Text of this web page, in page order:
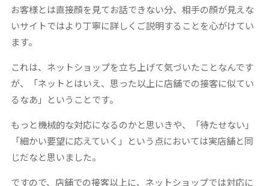
お客様とは直接顔を見てお話できない分、相手の顔が見えな
いサイトではより丁寧に詳しくご説明することを心がけてい
ます。
これは、ネットショップを立ち上げて気づいたことなんです
が、「ネットとはいえ、思った以上に店舗での接客に似てい
るなあ」ということです。
もっと機械的な対応になるのかと思いきや、「待たせない」
「細かい要望に応えていく」という点においては実店舗と同
じだなと思いました。
ですので、店舗での接客以上に、ネットショップでは対応に